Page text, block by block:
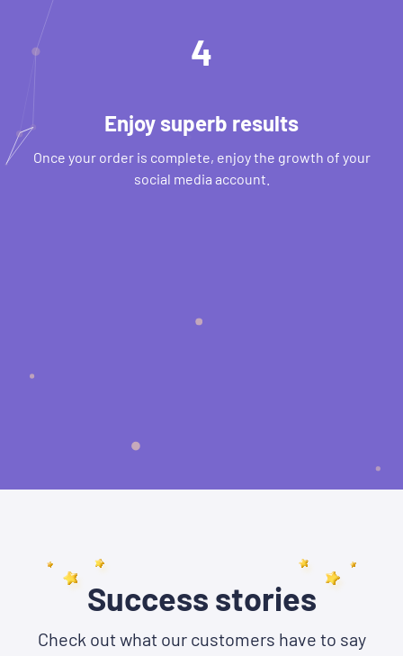
4
Enjoy superb results
Once your order is complete, enjoy the growth of your
social media account.
Success stories
Check out what our customers have to say